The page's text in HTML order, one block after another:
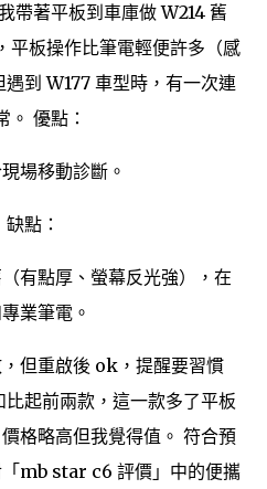
帶著平板到車庫做 W214 舊
平板操作比筆電輕便許多（感
到 W177 車型時，有一次連
。 優點：
場移動診斷。
點：
有點厚、螢幕反光強），在
業筆電。
但重啟後 ok，提醒要習慣
起前兩款，這一款多了平板
格略高但我覺得值。 符合預
mb star c6 評價」中的便攜